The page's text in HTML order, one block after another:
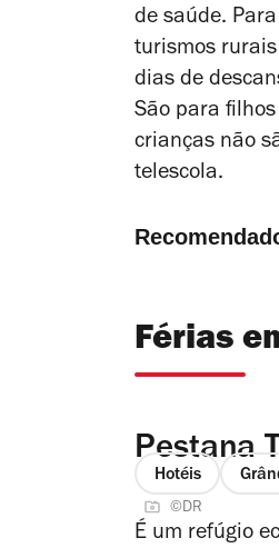
de saúde.
turismos
dias de
São para
crianças não
telescola.
Férias
Pestana
Hotéis
©DR
É um refúgio